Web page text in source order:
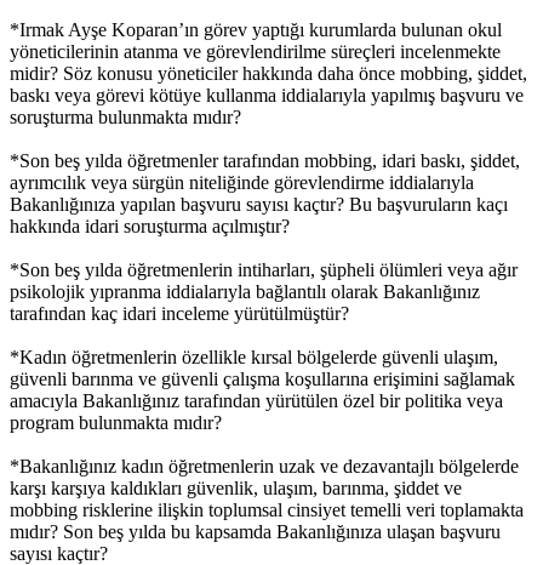
*Irmak Ayşe Koparan’ın görev yaptığı kurumlarda bulunan okul
yöneticilerinin atanma ve görevlendirilme süreçleri incelenmekte
midir? Söz konusu yöneticiler hakkında daha önce mobbing, şiddet,
baskı veya görevi kötüye kullanma iddialarıyla yapılmış başvuru ve
soruşturma bulunmakta mıdır?
*Son beş yılda öğretmenler tarafından mobbing, idari baskı, şiddet,
ayrımcılık veya sürgün niteliğinde görevlendirme iddialarıyla
Bakanlığınıza yapılan başvuru sayısı kaçtır? Bu başvuruların kaçı
hakkında idari soruşturma açılmıştır?
*Son beş yılda öğretmenlerin intiharları, şüpheli ölümleri veya ağır
psikolojik yıpranma iddialarıyla bağlantılı olarak Bakanlığınız
tarafından kaç idari inceleme yürütülmüştür?
*Kadın öğretmenlerin özellikle kırsal bölgelerde güvenli ulaşım,
güvenli barınma ve güvenli çalışma koşullarına erişimini sağlamak
amacıyla Bakanlığınız tarafından yürütülen özel bir politika veya
program bulunmakta mıdır?
*Bakanlığınız kadın öğretmenlerin uzak ve dezavantajlı bölgelerde
karşı karşıya kaldıkları güvenlik, ulaşım, barınma, şiddet ve
mobbing risklerine ilişkin toplumsal cinsiyet temelli veri toplamakta
mıdır? Son beş yılda bu kapsamda Bakanlığınıza ulaşan başvuru
sayısı kaçtır?